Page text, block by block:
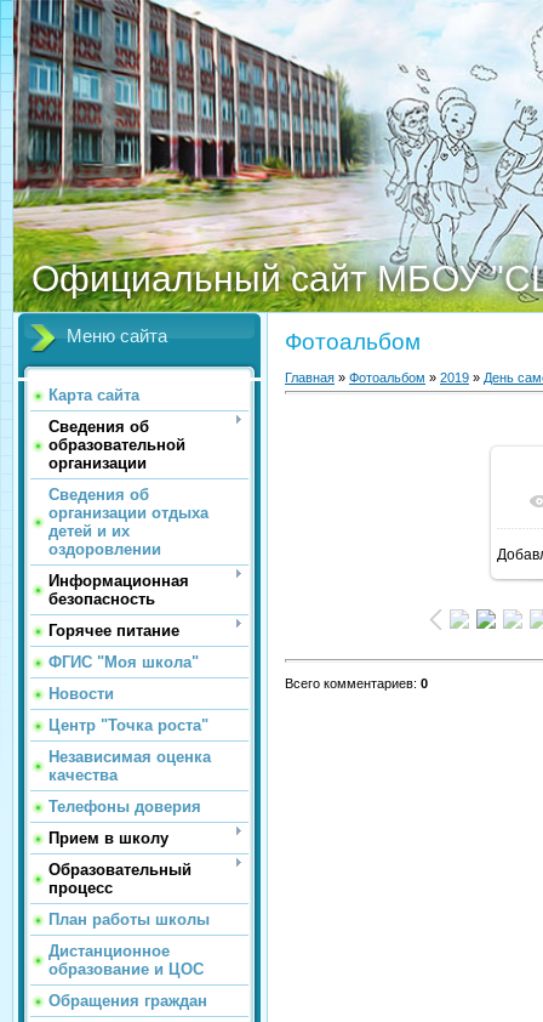
Официальный сайт МБОУ
Меню сайта
Карта сайта
Сведения об
образовательной
организации
Сведения об
организации отдыха
детей и их
оздоровлении
Информационная
безопасность
Горячее питание
ФГИС "Моя школа"
Новости
Центр "Точка роста"
Независимая оценка
качества
Телефоны доверия
Прием в школу
Образовательный
процесс
План работы школы
Дистанционное
образование и ЦОС
Обращения граждан
Фотоальбом
Главная » Фотоальбом » 2019 » День
Всего комментариев: 0